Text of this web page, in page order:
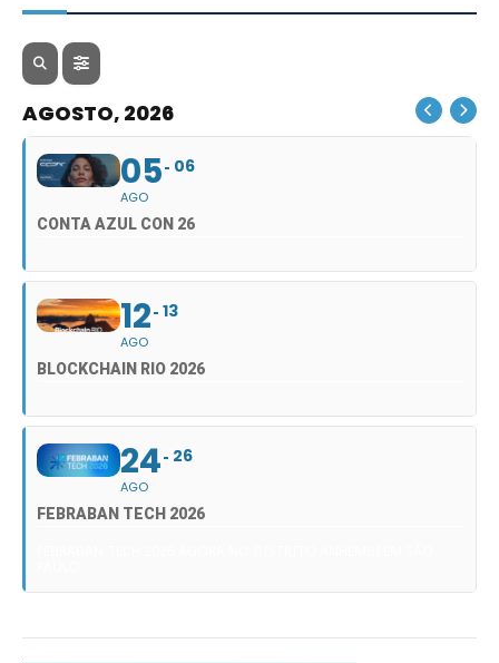
AGOSTO, 2026
05
AGO
06
CONTA AZUL CON 26
12
AGO
13
BLOCKCHAIN RIO 2026
24
AGO
26
FEBRABAN TECH 2026